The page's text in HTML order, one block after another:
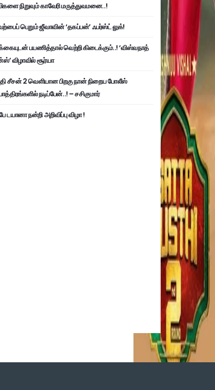
நிறுவும் காவேரி மருத்துவமனை..!
பெறும் ஜீவாவின் ‘தகப்பன்’ ஃபர்ஸ்ட் லுக்!
பயணித்தால் வெற்றி கிடைக்கும்..! ‘விஸ்வநாத்
விழாவில் சூர்யா
சீசன் 2 வெளியான பிறகு நான் நிறைய போலீஸ்
நடிப்பேன்..! – சசிகுமார்
டயானா நன்றி அறிவிப்பு விழா !